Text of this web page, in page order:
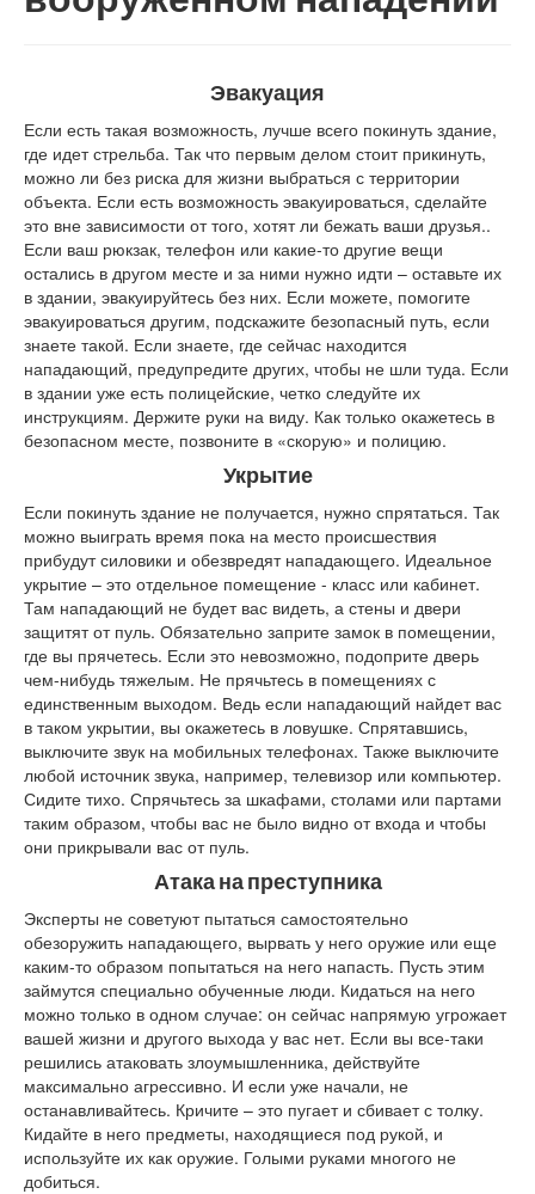
Эвакуация
Если есть такая возможность, лучше всего покинуть здание,
где идет стрельба. Так что первым делом стоит прикинуть,
можно ли без риска для жизни выбраться с территории
объекта. Если есть возможность эвакуироваться, сделайте
это вне зависимости от того, хотят ли бежать ваши друзья..
Если ваш рюкзак, телефон или какие-то другие вещи
остались в другом месте и за ними нужно идти – оставьте их
в здании, эвакуируйтесь без них. Если можете, помогите
эвакуироваться другим, подскажите безопасный путь, если
знаете такой. Если знаете, где сейчас находится
нападающий, предупредите других, чтобы не шли туда. Если
в здании уже есть полицейские, четко следуйте их
инструкциям. Держите руки на виду. Как только окажетесь в
безопасном месте, позвоните в «скорую» и полицию.
Укрытие
Если покинуть здание не получается, нужно спрятаться. Так
можно выиграть время пока на место происшествия
прибудут силовики и обезвредят нападающего. Идеальное
укрытие – это отдельное помещение - класс или кабинет.
Там нападающий не будет вас видеть, а стены и двери
защитят от пуль. Обязательно заприте замок в помещении,
где вы прячетесь. Если это невозможно, подоприте дверь
чем-нибудь тяжелым. Не прячьтесь в помещениях с
единственным выходом. Ведь если нападающий найдет вас
в таком укрытии, вы окажетесь в ловушке. Спрятавшись,
выключите звук на мобильных телефонах. Также выключите
любой источник звука, например, телевизор или компьютер.
Сидите тихо. Спрячьтесь за шкафами, столами или партами
таким образом, чтобы вас не было видно от входа и чтобы
они прикрывали вас от пуль.
Атака на преступника
Эксперты не советуют пытаться самостоятельно
обезоружить нападающего, вырвать у него оружие или еще
каким-то образом попытаться на него напасть. Пусть этим
займутся специально обученные люди. Кидаться на него
можно только в одном случае: он сейчас напрямую угрожает
вашей жизни и другого выхода у вас нет. Если вы все-таки
решились атаковать злоумышленника, действуйте
максимально агрессивно. И если уже начали, не
останавливайтесь. Кричите – это пугает и сбивает с толку.
Кидайте в него предметы, находящиеся под рукой, и
используйте их как оружие. Голыми руками многого не
добиться.